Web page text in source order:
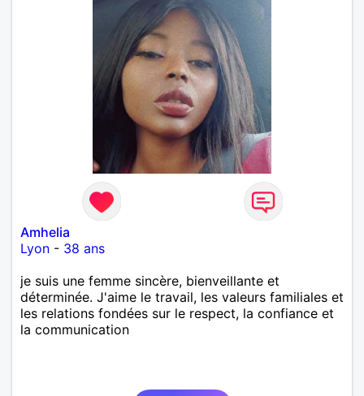
Amhelia
Lyon - 38 ans
je suis une femme sincère, bienveillante et
déterminée. J'aime le travail, les valeurs familiales et
les relations fondées sur le respect, la confiance et
la communication